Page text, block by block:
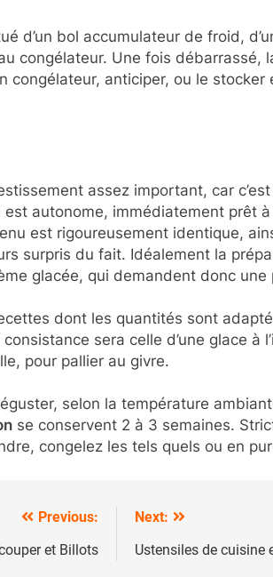
d’un bol accumulateur de froid,
congélateur. Une fois débarrassé,
congélateur, anticiper, ou le
assez important, car
autonome, immédiatement prêt
est rigoureusement identique,
surpris du fait. Idéalement la
glacée, qui demandent donc une
dont les quantités sont
sera celle d’une glace à
pour pallier au givre.
selon la température
se conservent 2 à 3 semaines.
congelez les tels quels ou en
Previous:
et Billots
Next:
Ustensiles de cuisine